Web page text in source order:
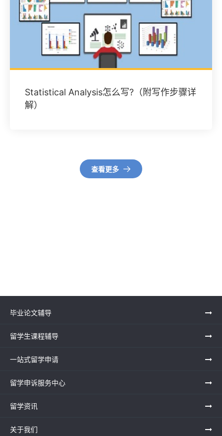
Statistical Analysis怎么写?（附写作步骤详
解）
查看更多 
毕业论文辅导
留学生课程辅导
一站式留学申请
留学申诉服务中心
留学资讯
关于我们